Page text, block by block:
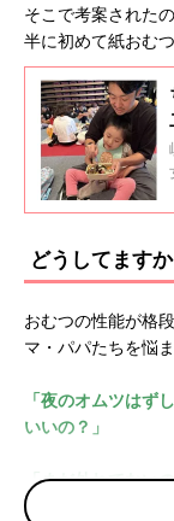
そこで考案された
半に初めて紙おむ
どうしてます
おむつの性能が格
マ・パパたちを悩
「夜のオムツはず
いいの？」
「まだ外れてない
す」